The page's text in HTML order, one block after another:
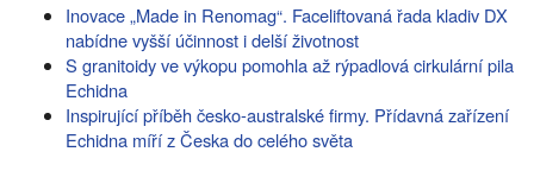
Inovace „Made in Renomag“. Faceliftovaná řada kladiv DX
nabídne vyšší účinnost i delší životnost
S granitoidy ve výkopu pomohla až rýpadlová cirkulární pila
Echidna
Inspirující příběh česko-australské firmy. Přídavná zařízení
Echidna míří z Česka do celého světa